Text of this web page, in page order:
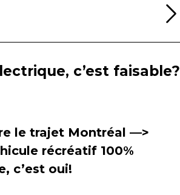
c’est faisable?
le trajet Montréal —>
récréatif 100%
c’est oui!